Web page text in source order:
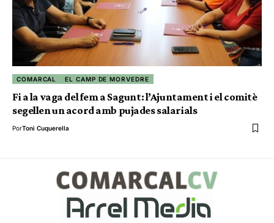
COMARCAL EL CAMP DE MORVEDRE
Fi a la vaga del fem a Sagunt: l’Ajuntament i el comitè
segellen un acord amb pujades salarials
PorToni Cuquerella